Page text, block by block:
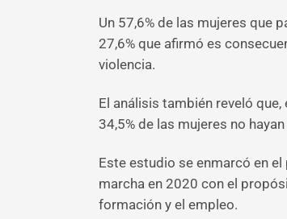
Un 57,6% de las mujeres que
27,6% que afirmó es
violencia.
El análisis también reveló
34,5% de las mujeres no
Este estudio se enmarcó en el
marcha en 2020 con el
formación y el empleo.